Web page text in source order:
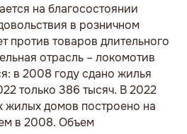
на благосостоянии
в розничном
против товаров длительного
отрасль – локомотив
в 2008 году сдано жилья
только 386 тысяч. В 2022
жилых домов построено на
в 2008. Объем